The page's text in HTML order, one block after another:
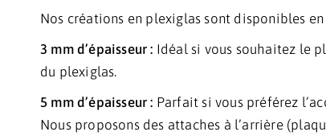
Nos créations en plexiglas sont disponibles en
3 mm d’épaisseur : Idéal si vous souhaitez le
du plexiglas.
5 mm d’épaisseur : Parfait si vous préférez
Nous proposons des attaches à l’arrière